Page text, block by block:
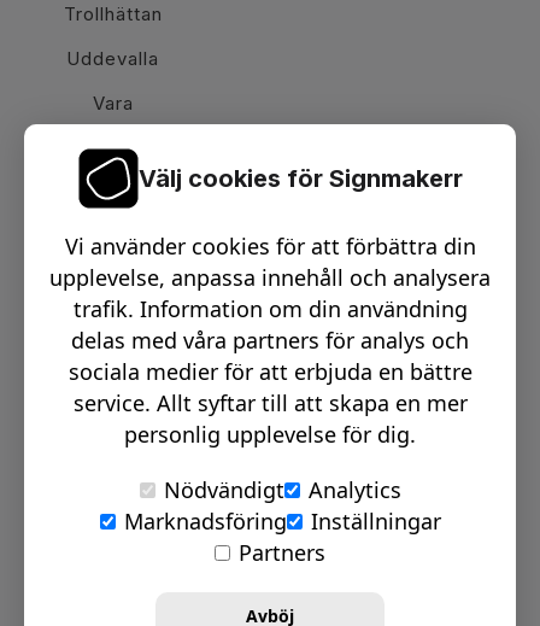
Trollhättan
Uddevalla
Vara
Email:info@signmakerr.se
PSST, HÄNG MED PÅ VÅR RESA!
© Signmakerr 2022 - 2026
Integritetspolicy
Välj cookies för Signmakerr
Vi använder cookies för att förbättra din
upplevelse, anpassa innehåll och analysera
trafik. Information om din användning
delas med våra partners för analys och
sociala medier för att erbjuda en bättre
service. Allt syftar till att skapa en mer
personlig upplevelse för dig.
Nödvändigt
Analytics
Marknadsföring
Inställningar
Partners
Avböj